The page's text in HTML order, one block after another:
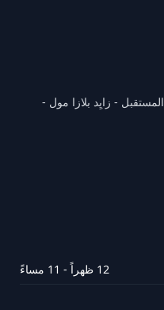
- زايِد بلازا مول -
12 ظهراً - 11 مساءً